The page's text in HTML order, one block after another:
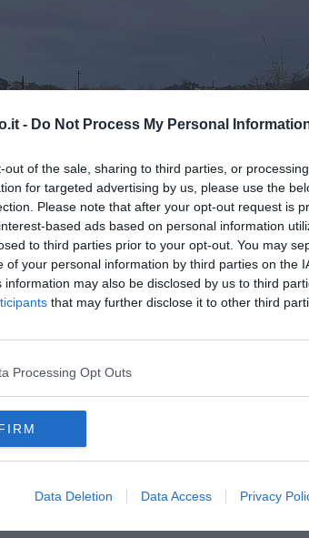
- Do Not Process My Personal
out of the sale, sharing to third parties, or
for targeted advertising by us, please use the
Please note that after your opt-out request is
based ads based on personal information
to third parties prior to your opt-out. You may
of your personal information by third parties on the
information may also be disclosed by us to third
that may further disclose it to other third
Processing Opt Outs
Data Deletion Data Access Privacy
zona industriale di Capanne
della didattica per la giornata di
iscriviti alla
tua casella di posta.